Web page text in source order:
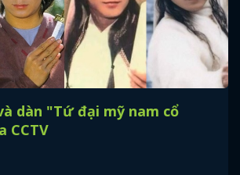
dàn "Tứ đại mỹ nam cổ
CCTV